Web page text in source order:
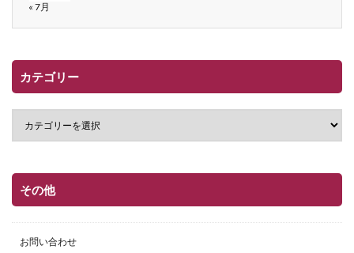
« 7月
カテゴリー
その他
お問い合わせ